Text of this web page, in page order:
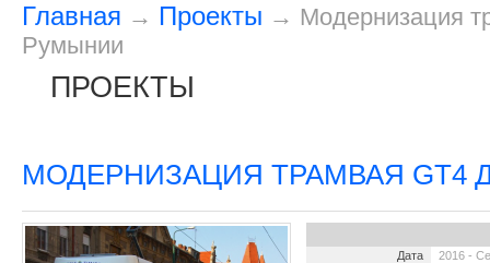
Главная → Проекты → Модернизация
Румынии
ПРОЕКТЫ
МОДЕРНИЗАЦИЯ ТРАМВАЯ GT4
Дата
2016 -